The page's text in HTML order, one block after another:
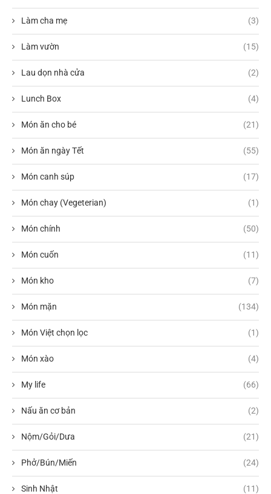
Làm cha mẹ (3)
Làm vườn (15)
Lau dọn nhà cửa (2)
Lunch Box (4)
Món ăn cho bé (21)
Món ăn ngày Tết (55)
Món canh súp (17)
Món chay (Vegeterian) (1)
Món chính (50)
Món cuốn (11)
Món kho (7)
Món mặn (134)
Món Việt chọn lọc (1)
Món xào (4)
My life (66)
Nấu ăn cơ bản (2)
Nộm/Gỏi/Dưa (21)
Phở/Bún/Miến (24)
Sinh Nhật (11)